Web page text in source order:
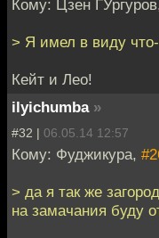
Кому: Цзен
> Я имел в виду
Кейт и Лео!
ilyichumba »
#32 | 06.05.14 12:57
Кому: Фуджикура,
> да я так же
на замачания буду